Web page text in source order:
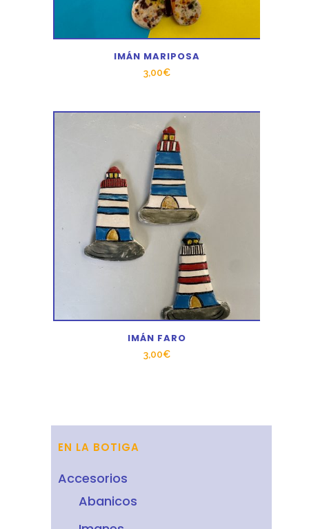
IMÁN MARIPOSA
3,00€
IMÁN FARO
3,00€
EN LA BOTIGA
Accesorios
Abanicos